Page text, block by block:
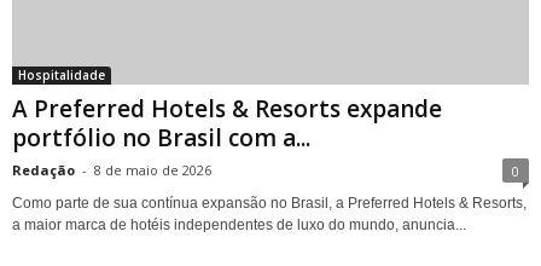
Hospitalidade
A Preferred Hotels & Resorts expande
portfólio no Brasil com a...
Redação - 8 de maio de 2026 0
Como parte de sua contínua expansão no Brasil, a Preferred Hotels & Resorts,
a maior marca de hotéis independentes de luxo do mundo, anuncia...